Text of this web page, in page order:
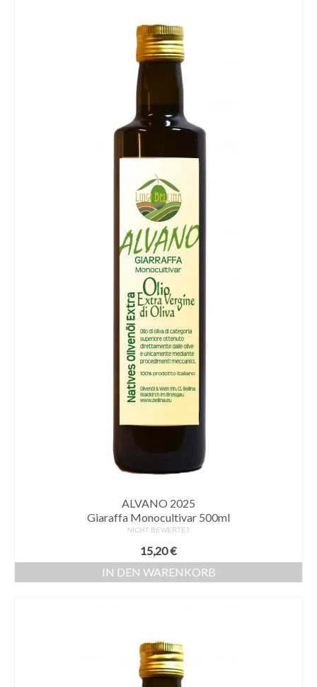
ALVANO 2025
Giaraffa Monocultivar 500ml
NICHT BEWERTET
15,20€
IN DEN WARENKORB